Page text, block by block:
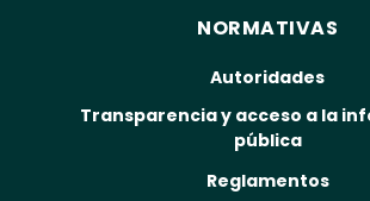
NORMATIVAS
Autoridades
Transparencia y acceso a la
pública
Reglamentos